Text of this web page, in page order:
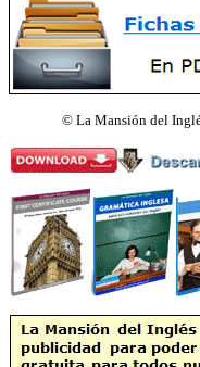
© La Mansión del